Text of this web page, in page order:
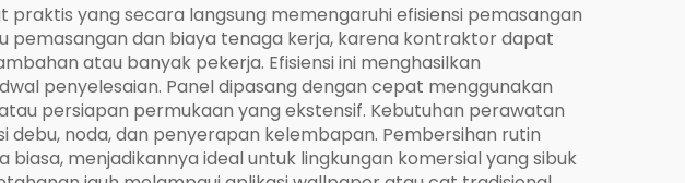
yang secara langsung memengaruhi efisiensi pemasangan
pemasangan dan biaya tenaga kerja, karena kontraktor dapat
atau banyak pekerja. Efisiensi ini menghasilkan
penyelesaian. Panel dipasang dengan cepat menggunakan
persiapan permukaan yang ekstensif. Kebutuhan perawatan
noda, dan penyerapan kelembapan. Pembersihan rutin
menjadikannya ideal untuk lingkungan komersial yang sibuk